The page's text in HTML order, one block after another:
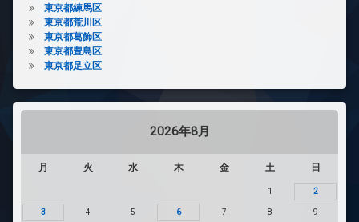
東京都練馬区
東京都荒川区
東京都葛飾区
東京都豊島区
東京都足立区
2026年8月
月 火 水 木 金 土 日
1 2
3 4 5 6 7 8 9